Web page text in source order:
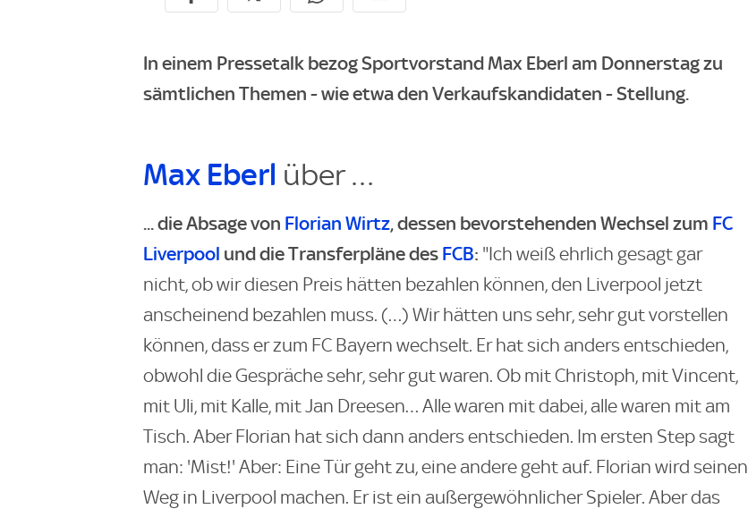
In einem Pressetalk bezog Sportvorstand Max Eberl am Donnerstag zu
sämtlichen Themen - wie etwa den Verkaufskandidaten - Stellung.
Max Eberl über …
... die Absage von Florian Wirtz, dessen bevorstehenden Wechsel zum FC
Liverpool und die Transferpläne des FCB: "Ich weiß ehrlich gesagt gar
nicht, ob wir diesen Preis hätten bezahlen können, den Liverpool jetzt
anscheinend bezahlen muss. (…) Wir hätten uns sehr, sehr gut vorstellen
können, dass er zum FC Bayern wechselt. Er hat sich anders entschieden,
obwohl die Gespräche sehr, sehr gut waren. Ob mit Christoph, mit Vincent,
mit Uli, mit Kalle, mit Jan Dreesen… Alle waren mit dabei, alle waren mit am
Tisch. Aber Florian hat sich dann anders entschieden. Im ersten Step sagt
man: 'Mist!' Aber: Eine Tür geht zu, eine andere geht auf. Florian wird seinen
Weg in Liverpool machen. Er ist ein außergewöhnlicher Spieler. Aber das